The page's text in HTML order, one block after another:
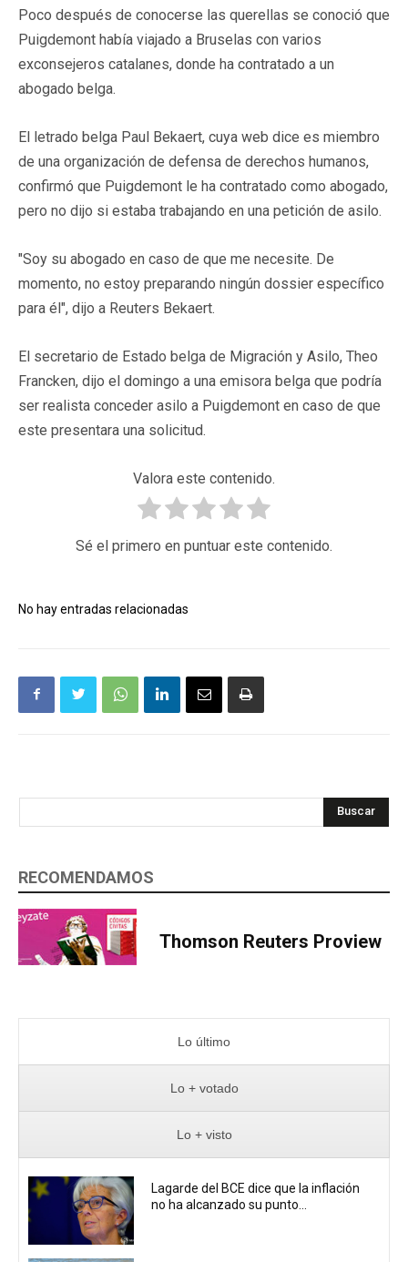
Poco después de conocerse las querellas se conoció que
Puigdemont había viajado a Bruselas con varios
exconsejeros catalanes, donde ha contratado a un
abogado belga.
El letrado belga Paul Bekaert, cuya web dice es miembro
de una organización de defensa de derechos humanos,
confirmó que Puigdemont le ha contratado como abogado,
pero no dijo si estaba trabajando en una petición de asilo.
"Soy su abogado en caso de que me necesite. De
momento, no estoy preparando ningún dossier específico
para él", dijo a Reuters Bekaert.
El secretario de Estado belga de Migración y Asilo, Theo
Francken, dijo el domingo a una emisora belga que podría
ser realista conceder asilo a Puigdemont en caso de que
este presentara una solicitud.
Valora este contenido.
Sé el primero en puntuar este contenido.
No hay entradas relacionadas
Buscar
RECOMENDAMOS
Thomson Reuters Proview
Lo último
Lo + votado
Lo + visto
Lagarde del BCE dice que la inflación
no ha alcanzado su punto...